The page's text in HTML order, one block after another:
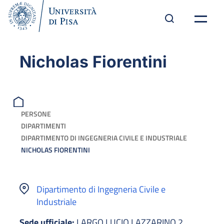
Nicholas Fiorentini
PERSONE
DIPARTIMENTI
DIPARTIMENTO DI INGEGNERIA CIVILE E INDUSTRIALE
NICHOLAS FIORENTINI
Dipartimento di Ingegneria Civile e
Industriale